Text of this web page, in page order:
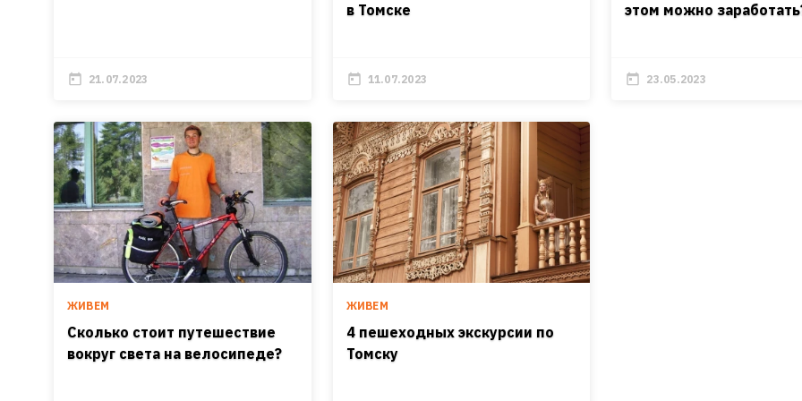
21.07.2023
в Томске
11.07.2023
этом можно
23.05.2023
ЖИВЕМ
Сколько стоит путешествие
вокруг света на велосипеде?
ЖИВЕМ
4 пешеходных экскурсии по
Томску